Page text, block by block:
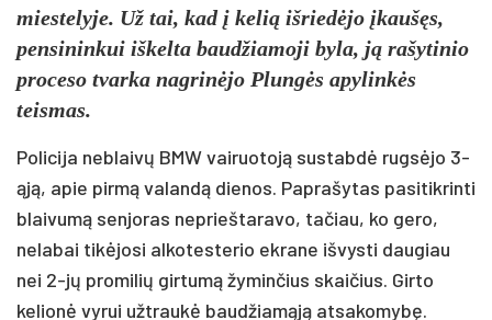
miestelyje. Už tai, kad į kelią išriedėjo įkaušęs,
pensininkui iškelta baudžiamoji byla, ją rašytinio
proceso tvarka nagrinėjo Plungės apylinkės
teismas.
Policija neblaivų BMW vairuotoją sustabdė rugsėjo 3-
ąją, apie pirmą valandą dienos. Paprašytas pasitikrinti
blaivumą senjoras neprieštaravo, tačiau, ko gero,
nelabai tikėjosi alkotesterio ekrane išvysti daugiau
nei 2-jų promilių girtumą žyminčius skaičius. Girto
kelionė vyrui užtraukė baudžiamąją atsakomybę.